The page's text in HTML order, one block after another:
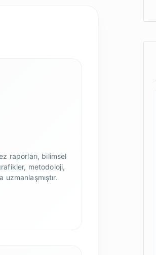
raporları, bilimsel
metodoloji,